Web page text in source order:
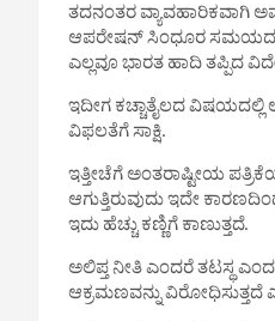
ತದನಂತರ ವ್ಯಾವಹಾರಿಕವಾಗಿ
ಆಪರೇಷನ್ ಸಿಂಧೂರ ಸಮಯದಲ್ಲಿ
ಎಲ್ಲವೂ ಭಾರತ ಹಾದಿ ತಪ್ಪಿದ
ಇದೀಗ ಕಚ್ಚಾತೈಲದ ವಿಷಯದಲ್ಲಿ
ವಿಫಲತೆಗೆ ಸಾಕ್ಷಿ.
ಇತ್ತೀಚೆಗೆ ಅಂತರಾಷ್ಟೀಯ
ಆಗುತ್ತಿರುವುದು ಇದೇ
ಇದು ಹೆಚ್ಚು ಕಣ್ಣಿಗೆ ಕಾಣುತ್ತದೆ.
ಅಲಿಪ್ತ ನೀತಿ ಎಂದರೆ ತಟಸ್ಥ
ಆಕ್ರಮಣವನ್ನು ವಿರೋಧಿಸುತ್ತದೆ